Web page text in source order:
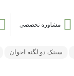
مشاوره تخصصی
سینک دو لگنه اخوان